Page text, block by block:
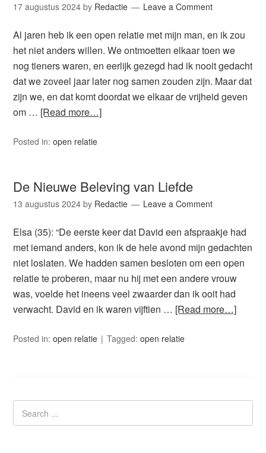
17 augustus 2024 by Redactie Leave a Comment
Al jaren heb ik een open relatie met mijn man, en ik zou
het niet anders willen. We ontmoetten elkaar toen we
nog tieners waren, en eerlijk gezegd had ik nooit gedacht
dat we zoveel jaar later nog samen zouden zijn. Maar dat
zijn we, en dat komt doordat we elkaar de vrijheid geven
om … [Read more…]
Posted in:open relatie
De Nieuwe Beleving van Liefde
13 augustus 2024 by Redactie Leave a Comment
Elsa (35): “De eerste keer dat David een afspraakje had
met iemand anders, kon ik de hele avond mijn gedachten
niet loslaten. We hadden samen besloten om een open
relatie te proberen, maar nu hij met een andere vrouw
was, voelde het ineens veel zwaarder dan ik ooit had
verwacht. David en ik waren vijftien … [Read more…]
Posted in:open relatie Tagged:open relatie